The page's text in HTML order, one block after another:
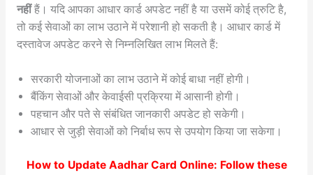
नहींहैं। यदि आपका आधार कार्ड अपडेट नहीं है या उसमें कोई त्रुटि है,
तो कई सेवाओं का लाभ उठाने में परेशानी हो सकती है। आधार कार्ड में
दस्तावेज अपडेट करने से निम्नलिखित लाभ मिलते हैं:
सरकारी योजनाओं का लाभ उठाने में कोई बाधा नहीं होगी।
बैंकिंग सेवाओं और केवाईसी प्रक्रिया में आसानी होगी।
पहचान और पते से संबंधित जानकारी अपडेट हो सकेगी।
आधार से जुड़ी सेवाओं को निर्बाध रूप से उपयोग किया जा सकेगा।
How to Update Aadhar Card Online: Follow these